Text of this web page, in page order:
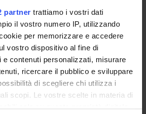
partner trattiamo i vostri dati
il vostro numero IP, utilizzando
per memorizzare e accedere
vostro dispositivo al fine di
e contenuti personalizzati, misurare
ricercare il pubblico e sviluppare
di scegliere chi utilizza i
scopi. Le vostre scelte in materia di
solo su questa proprietà digitale
AND POSTGRADUATE